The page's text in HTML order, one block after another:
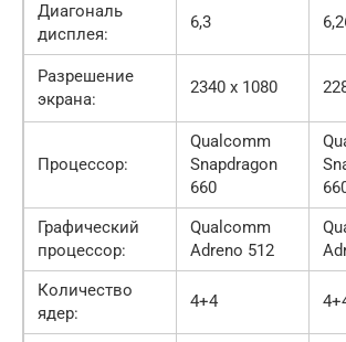
Диагональ
дисплея:
6,3
Разрешение
экрана:
2340 x 1080
Процессор:
Qualcomm
Snapdragon
660
Графический
процессор:
Qualcomm
Adreno 512
Количество
ядер:
4+4